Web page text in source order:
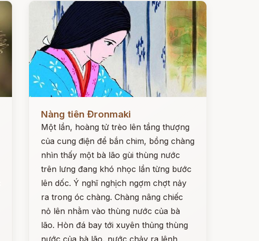
Nàng tiên Đronmaki
Một lần, hoàng tử trèo lên tầng thượng
của cung điện để bắn chim, bồng chàng
nhìn thấy một bà lão gùi thùng nước
trên lưng đang khó nhọc lần từng bước
lên dốc. Ý nghĩ nghịch ngợm chợt nảy
ra trong óc chàng. Chàng nâng chiếc
nỏ lên nhằm vào thùng nước của bà
lão. Hòn đá bay tới xuyên thủng thùng
nước của bà lão, nước chảy ra lênh